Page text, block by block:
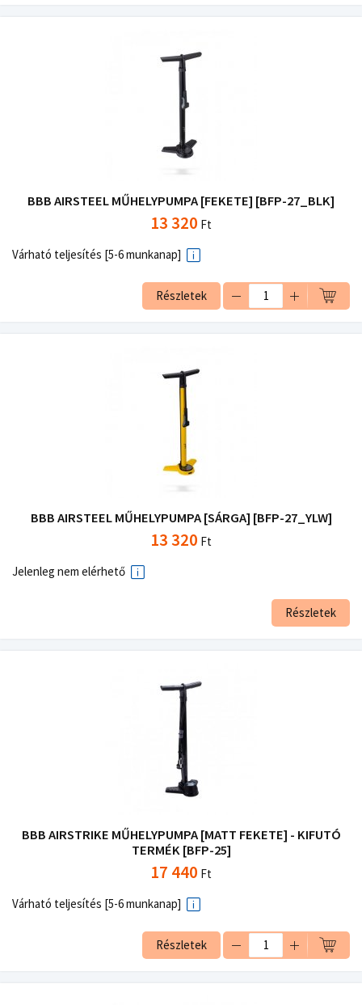
BBB AIRSTEEL MŰHELYPUMPA [FEKETE] [BFP-27_BLK]
13 320 Ft
Várható teljesítés [5-6 munkanap]
Részletek
BBB AIRSTEEL MŰHELYPUMPA [SÁRGA] [BFP-27_YLW]
13 320 Ft
Jelenleg nem elérhető
Részletek
BBB AIRSTRIKE MŰHELYPUMPA [MATT FEKETE] - KIFUTÓ
TERMÉK [BFP-25]
17 440 Ft
Várható teljesítés [5-6 munkanap]
Részletek